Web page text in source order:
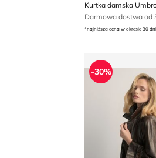
Kurtka damska
Darmowa dostwa od
*najniższa cena w okresie 30
Kurtka damska
-30%